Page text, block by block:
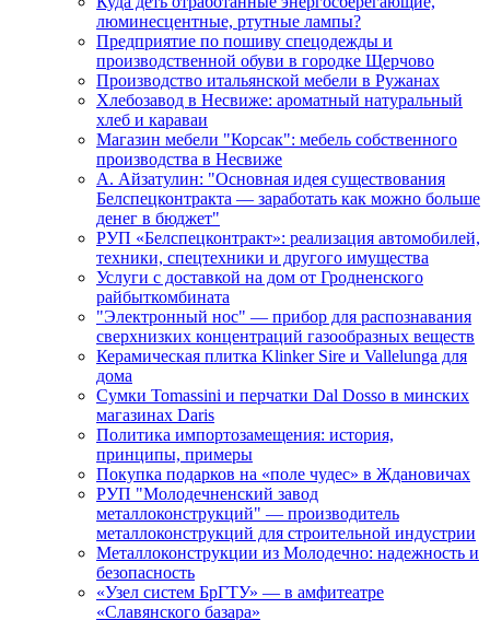
люминесцентные, ртутные лампы?
Предприятие по пошиву спецодежды и
производственной обуви в городке Щерчово
Производство итальянской мебели в Ружанах
Хлебозавод в Несвиже: ароматный натуральный
хлеб и караваи
Магазин мебели "Корсак": мебель собственного
производства в Несвиже
А. Айзатулин: "Основная идея существования
Белспецконтракта — заработать как можно больше
денег в бюджет"
РУП «Белспецконтракт»: реализация автомобилей,
техники, спецтехники и другого имущества
Услуги с доставкой на дом от Гродненского
райбыткомбината
"Электронный нос" — прибор для распознавания
сверхнизких концентраций газообразных веществ
Керамическая плитка Klinker Sire и Vallelunga для
дома
Сумки Tomassini и перчатки Dal Dosso в минских
магазинах Daris
Политика импортозамещения: история,
принципы, примеры
Покупка подарков на «поле чудес» в Ждановичах
РУП "Молодечненский завод
металлоконструкций" — производитель
металлоконструкций для строительной индустрии
Металлоконструкции из Молодечно: надежность и
безопасность
«Узел систем БрГТУ» — в амфитеатре
«Славянского базара»